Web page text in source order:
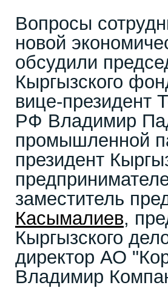
Вопросы
новой
обсудили
Кыргызского
вице-президент
РФ Владимир
промышленной
президент
заместитель
Касымалиев,
Кыргызского
директор АО
Владимир